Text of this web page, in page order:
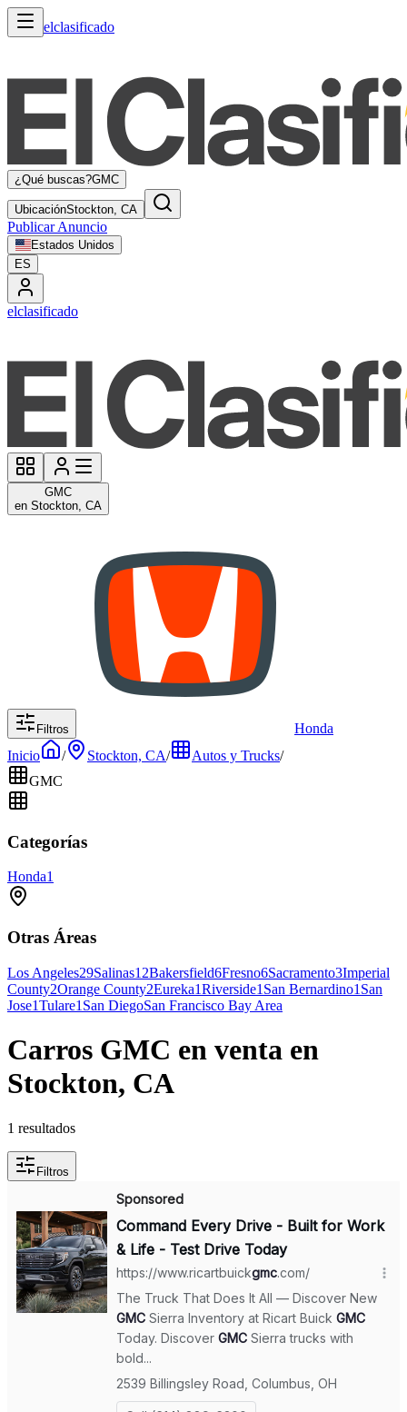
elclasificado
¿Qué buscas?GMC
UbicaciónStockton, CA
Publicar Anuncio
Estados Unidos
ES
elclasificado
GMC
en Stockton, CA
Filtros
Honda
Inicio
/ Stockton, CA/ Autos y Trucks/
GMC
Categorías
Honda1
Otras Áreas
Los Angeles29Salinas12Bakersfield6Fresno6Sacramento3Imperial
County2Orange County2Eureka1Riverside1 San Bernardino1 San
Jose1Tulare1 San DiegoSan Francisco Bay Area
Carros GMC en venta en
Stockton, CA
1 resultados
Filtros